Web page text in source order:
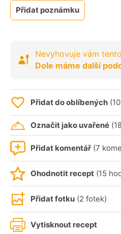
Přidat poznámku
Nevyhovuje vám
Dole máme další
Přidat do oblíbených
Označit jako uvařené
Přidat komentář (7
Ohodnotit recept (15
Přidat fotku (2 fotek)
Vytisknout recept